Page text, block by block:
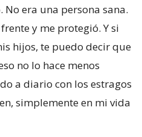
era una persona sana.
y me protegió. Y si
hijos, te puedo decir que
no lo hace menos
a diario con los estragos
simplemente en mi vida